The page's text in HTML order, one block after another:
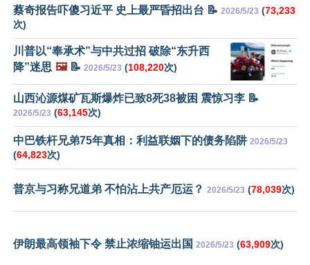
蔡奇报告吓傻习近平 史上最严昏招出台 📝 2026/5/23 (73,233
次)
川普以“奉承术”与中共过招 破除“东升西
降”迷思 🖼️📝 2026/5/23 (108,220次)
山西沁源煤矿瓦斯爆炸已致8死38被困 震惊习李 📝
2026/5/23 (63,145次)
中巴铁杆兄弟75年真相：利益联姻下的债务陷阱 2026/5/23
(64,823次)
普京与习称兄道弟 不怕沾上共产厄运？ 2026/5/23 (78,039次)
伊朗最高领袖下令 禁止浓缩铀运出国 2026/5/23 (63,909次)